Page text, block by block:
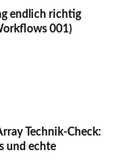
endlich richtig
001)
Technik-Check:
und echte